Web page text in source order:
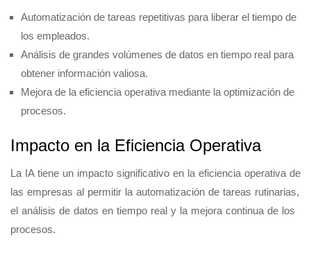
Automatización de tareas repetitivas para liberar el tiempo de
los empleados.
Análisis de grandes volúmenes de datos en tiempo real para
obtener información valiosa.
Mejora de la eficiencia operativa mediante la optimización de
procesos.
Impacto en la Eficiencia Operativa
La IA tiene un impacto significativo en la eficiencia operativa de
las empresas al permitir la automatización de tareas rutinarias,
el análisis de datos en tiempo real y la mejora continua de los
procesos.